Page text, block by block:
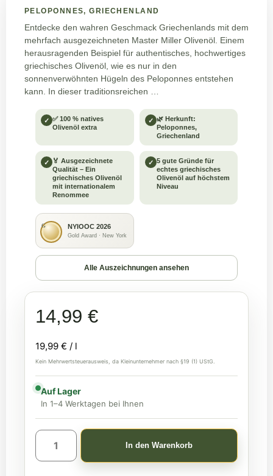
PELOPONNES, GRIECHENLAND
Entdecke den wahren Geschmack Griechenlands mit dem
mehrfach ausgezeichneten Master Miller Olivenöl. Einem
herausragenden Beispiel für authentisches, hochwertiges
griechisches Olivenöl, wie es nur in den
sonnenverwöhnten Hügeln des Peloponnes entstehen
kann. In dieser traditionsreichen …
✓ ✅ 100 % natives
Olivenöl extra
✓ 🌿 Herkunft:
Peloponnes,
Griechenland
✓
🏅 Ausgezeichnete
Qualität – Ein
griechisches Olivenöl
mit internationalem
Renommee
✓ 5 gute Gründe für
echtes griechisches
Olivenöl auf höchstem
Niveau
G NYIOOC 2026
Gold Award · New York
Alle Auszeichnungen ansehen
14,99 €
19,99 € / l
Kein Mehrwertsteuerausweis, da Kleinunternehmer nach §19 (1) UStG.
Auf Lager
In 1–4 Werktagen bei Ihnen
In den Warenkorb